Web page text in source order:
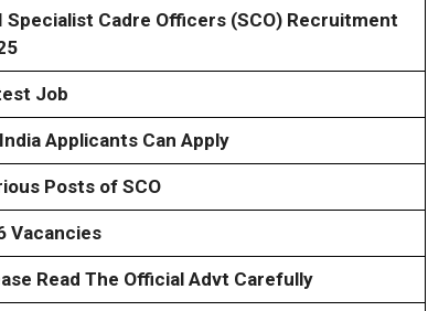
Specialist Cadre Officers (SCO) Recruitment
Job
Applicants Can Apply
Posts of SCO
Vacancies
Read The Official Advt Carefully